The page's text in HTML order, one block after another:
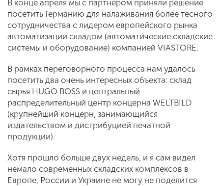
В конце апреля мы с партнером приняли решение
посетить Германию для налаживания более тесного
сотрудничества с лидером европейского рынка
автоматизации складом (автоматические складские
системы и оборудование) компанией VIASTORE.
В рамках переговорного процесса нам удалось
посетить два очень интересных объекта: склад
сырья HUGO BOSS и центральный
распределительный центр концерна WELTBILD
(крупнейший концерн, занимающийся
издательством и дистрибуцией печатной
продукции).
Хотя прошло больше двух недель, и я сам видел
немало современных складских комплексов в
Европе, России и Украине не могу не поделится